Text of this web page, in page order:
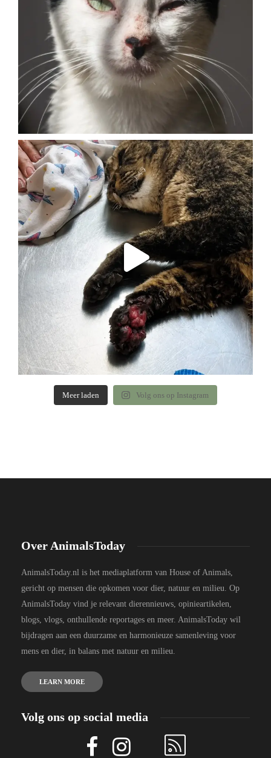
Meer laden Volg ons op Instagram
Over AnimalsToday
AnimalsToday.nl is het mediaplatform van House of Animals,
gericht op mensen die opkomen voor dier, natuur en milieu. Op
AnimalsToday vind je relevant dierennieuws, opinieartikelen,
blogs, vlogs, onthullende reportages en meer. AnimalsToday wil
bijdragen aan een duurzame en harmonieuze samenleving voor
mens en dier, in balans met natuur en milieu.
LEARN MORE
Volg ons op social media